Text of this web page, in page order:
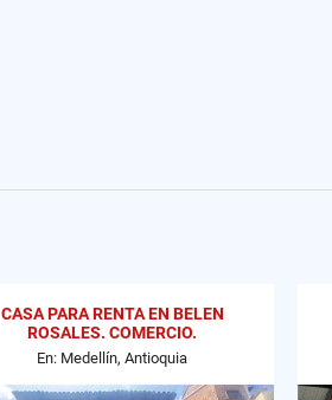
CASA PARA RENTA EN BELEN
ROSALES. COMERCIO.
En: Medellín, Antioquia